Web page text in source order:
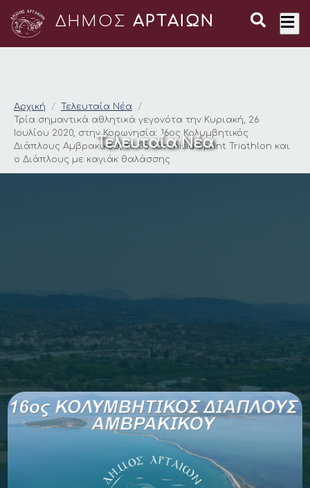
ΔΗΜΟΣ ΑΡΤΑΙΩΝ
Τρία σημαντικά
Αρχική
Τελευταία Νέα
Τρία σημαντικά αθλητικά γεγονότα την Κυριακή, 26
Ιουλίου 2020, στην Κορωνησία: 16ος Κολυμβητικός
Διάπλους Αμβρακικού, το 3ο Koronisia Sprint Triathlon και
ο Διάπλους με καγιάκ θαλάσσης
Τελευταία Νέα